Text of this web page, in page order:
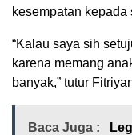
kesempatan kepada
“Kalau saya sih
karena memang
banyak,” tutur
Baca Juga :